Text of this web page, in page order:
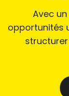
Avec
opportunités